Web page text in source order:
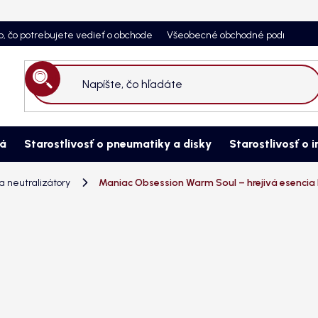
čo potrebujete vedieť o obchode Všeobecné obchodné podmienky
Hľadať
Starostlivosť o pneumatiky a disky Starostlivosť o
neutralizátory Maniac Obsession Warm Soul – hrejivá